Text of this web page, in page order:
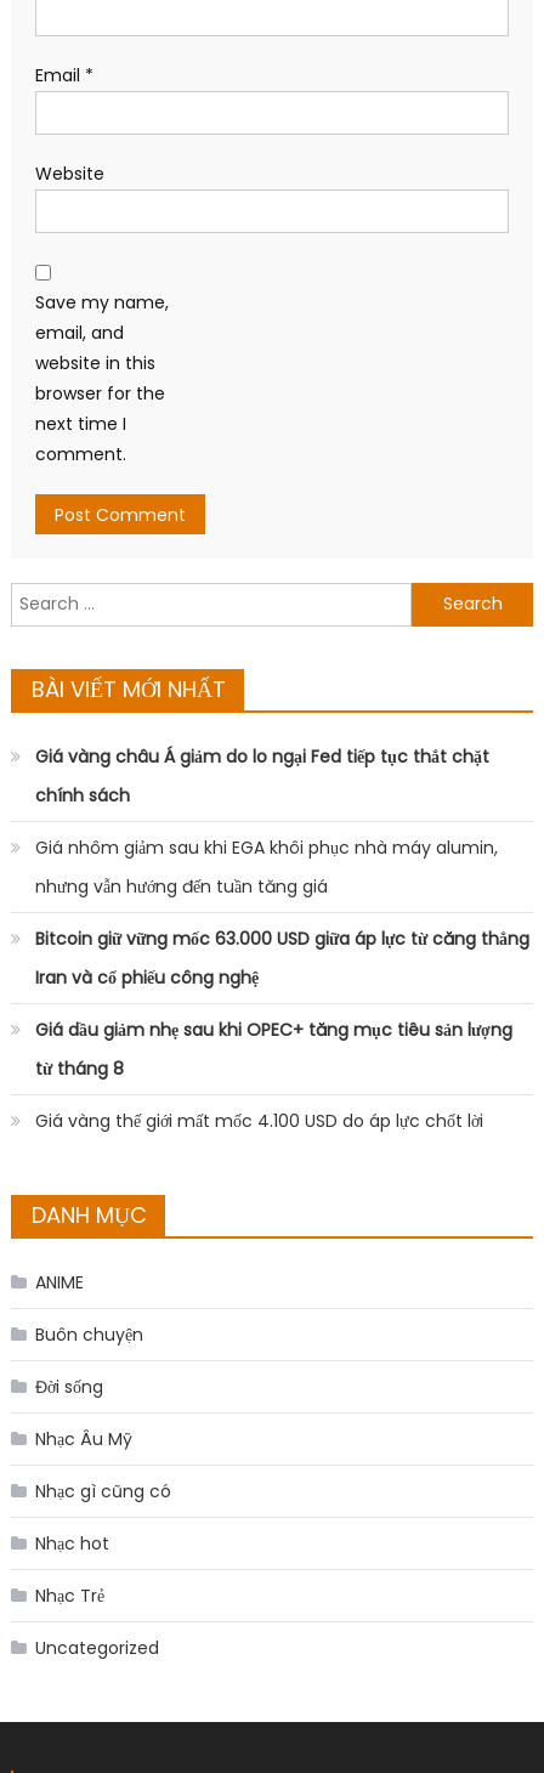
Email *
Website
Save my name,
email, and
website in this
browser for the
next time I
comment.
Search
for:
BÀI VIẾT MỚI NHẤT
Giá vàng châu Á giảm do lo ngại Fed tiếp tục thắt chặt
chính sách
Giá nhôm giảm sau khi EGA khôi phục nhà máy alumin,
nhưng vẫn hướng đến tuần tăng giá
Bitcoin giữ vững mốc 63.000 USD giữa áp lực từ căng thẳng
Iran và cổ phiếu công nghệ
Giá dầu giảm nhẹ sau khi OPEC+ tăng mục tiêu sản lượng
từ tháng 8
Giá vàng thế giới mất mốc 4.100 USD do áp lực chốt lời
DANH MỤC
ANIME
Buôn chuyện
Đời sống
Nhạc Âu Mỹ
Nhạc gì cũng có
Nhạc hot
Nhạc Trẻ
Uncategorized